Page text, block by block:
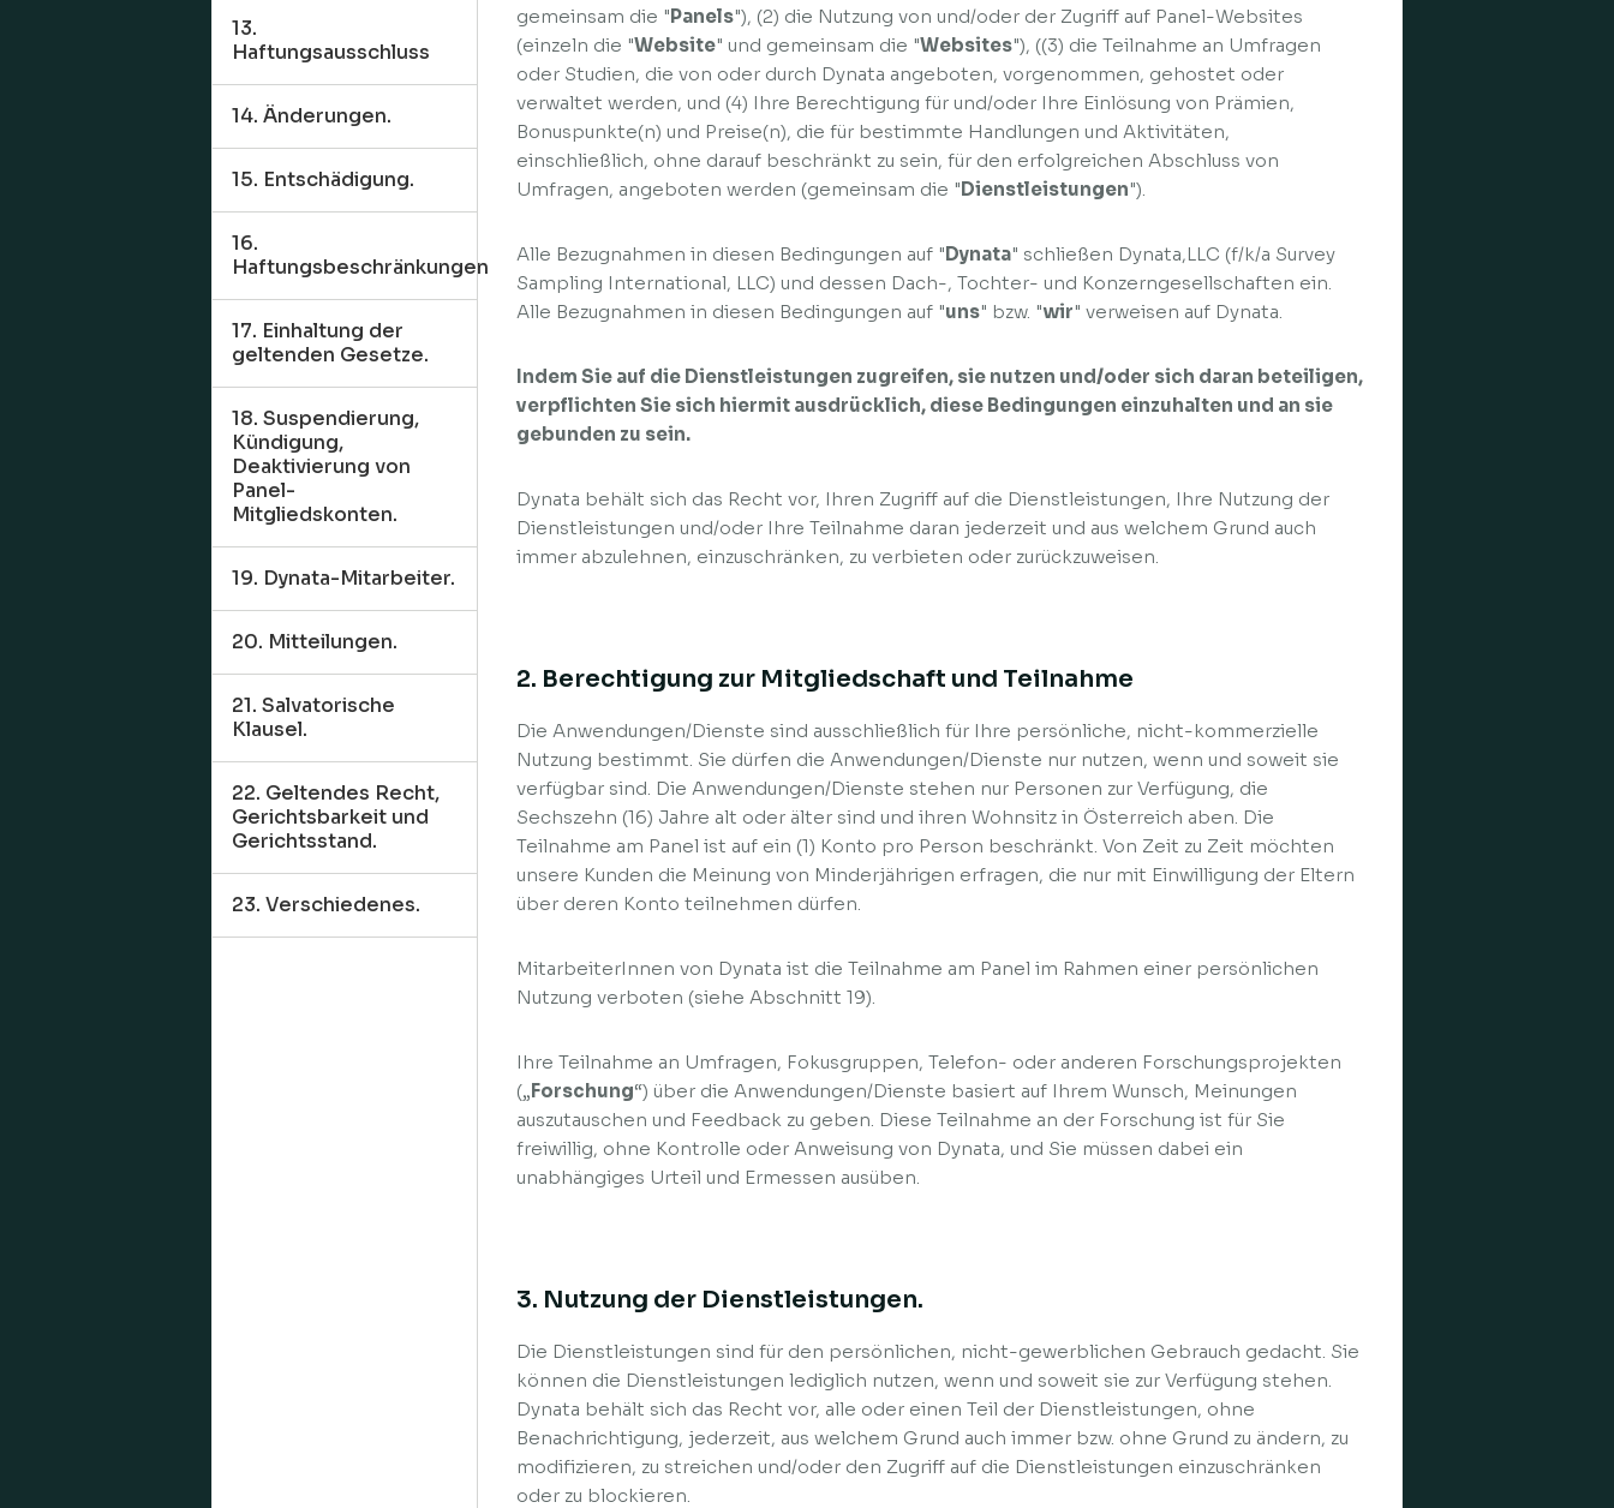
13.
Haftungsausschluss
14. Änderungen.
15. Entschädigung.
16.
Haftungsbeschränkungen
17. Einhaltung der
geltenden Gesetze.
18. Suspendierung,
Kündigung,
Deaktivierung von
Panel-
Mitgliedskonten.
19. Dynata-Mitarbeiter.
20. Mitteilungen.
21. Salvatorische
Klausel.
22. Geltendes Recht,
Gerichtsbarkeit und
Gerichtsstand.
23. Verschiedenes.
gemeinsam die "Panels"), (2) die Nutzung von und/oder der Zugriff auf Panel-Websites
(einzeln die "Website" und gemeinsam die "Websites"), ((3) die Teilnahme an Umfragen
oder Studien, die von oder durch Dynata angeboten, vorgenommen, gehostet oder
verwaltet werden, und (4) Ihre Berechtigung für und/oder Ihre Einlösung von Prämien,
Bonuspunkte(n) und Preise(n), die für bestimmte Handlungen und Aktivitäten,
einschließlich, ohne darauf beschränkt zu sein, für den erfolgreichen Abschluss von
Umfragen, angeboten werden (gemeinsam die "Dienstleistungen").
Alle Bezugnahmen in diesen Bedingungen auf "Dynata" schließen Dynata,LLC (f/k/a Survey
Sampling International, LLC) und dessen Dach-, Tochter- und Konzerngesellschaften ein.
Alle Bezugnahmen in diesen Bedingungen auf "uns" bzw. "wir" verweisen auf Dynata.
Indem Sie auf die Dienstleistungen zugreifen, sie nutzen und/oder sich daran beteiligen,
verpflichten Sie sich hiermit ausdrücklich, diese Bedingungen einzuhalten und an sie
gebunden zu sein.
Dynata behält sich das Recht vor, Ihren Zugriff auf die Dienstleistungen, Ihre Nutzung der
Dienstleistungen und/oder Ihre Teilnahme daran jederzeit und aus welchem Grund auch
immer abzulehnen, einzuschränken, zu verbieten oder zurückzuweisen.
2. Berechtigung zur Mitgliedschaft und Teilnahme
Die Anwendungen/Dienste sind ausschließlich für Ihre persönliche, nicht-kommerzielle
Nutzung bestimmt. Sie dürfen die Anwendungen/Dienste nur nutzen, wenn und soweit sie
verfügbar sind. Die Anwendungen/Dienste stehen nur Personen zur Verfügung, die
Sechszehn (16) Jahre alt oder älter sind und ihren Wohnsitz in Österreich aben. Die
Teilnahme am Panel ist auf ein (1) Konto pro Person beschränkt. Von Zeit zu Zeit möchten
unsere Kunden die Meinung von Minderjährigen erfragen, die nur mit Einwilligung der Eltern
über deren Konto teilnehmen dürfen.
MitarbeiterInnen von Dynata ist die Teilnahme am Panel im Rahmen einer persönlichen
Nutzung verboten (siehe Abschnitt 19).
Ihre Teilnahme an Umfragen, Fokusgruppen, Telefon- oder anderen Forschungsprojekten
(„Forschung“) über die Anwendungen/Dienste basiert auf Ihrem Wunsch, Meinungen
auszutauschen und Feedback zu geben. Diese Teilnahme an der Forschung ist für Sie
freiwillig, ohne Kontrolle oder Anweisung von Dynata, und Sie müssen dabei ein
unabhängiges Urteil und Ermessen ausüben.
3. Nutzung der Dienstleistungen.
Die Dienstleistungen sind für den persönlichen, nicht-gewerblichen Gebrauch gedacht. Sie
können die Dienstleistungen lediglich nutzen, wenn und soweit sie zur Verfügung stehen.
Dynata behält sich das Recht vor, alle oder einen Teil der Dienstleistungen, ohne
Benachrichtigung, jederzeit, aus welchem Grund auch immer bzw. ohne Grund zu ändern, zu
modifizieren, zu streichen und/oder den Zugriff auf die Dienstleistungen einzuschränken
oder zu blockieren.